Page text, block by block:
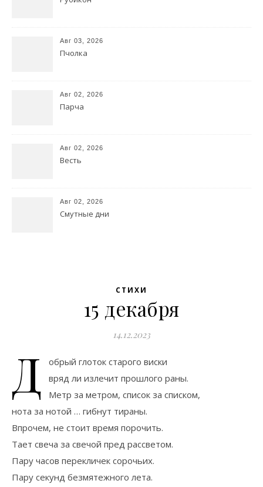
Авг 03, 2026
Пчолка
Авг 02, 2026
Парча
Авг 02, 2026
Весть
Авг 02, 2026
Смутные дни
СТИХИ
15 декабря
14.12.2023
Д
обрый глоток старого виски
вряд ли излечит прошлого раны.
Метр за метром, список за списком,
нота за нотой … гибнут тираны.
Впрочем, не стоит время порочить.
Тает свеча за свечой пред рассветом.
Пару часов перекличек сорочьих.
Пару секунд безмятежного лета.